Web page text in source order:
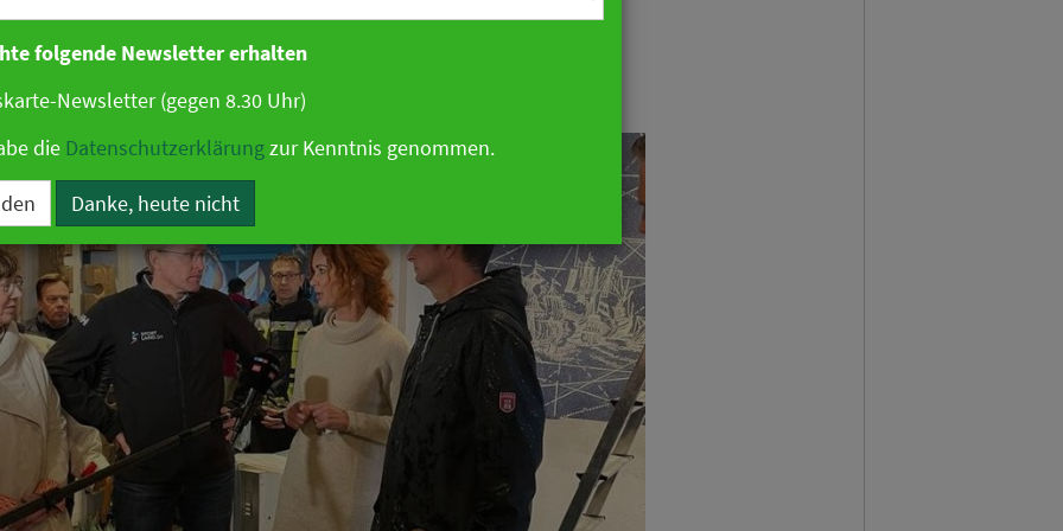
Sturmflut
2023 09:03 Uhr| Hotellerie
folgende Newsletter erhalten
Newsletter (gegen 8.30 Uhr)
die Datenschutzerklärungzur Kenntnis genommen.
Danke, heute nicht